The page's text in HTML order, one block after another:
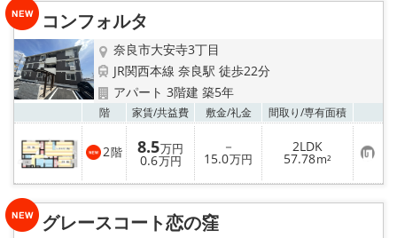
り
コンフォルタ
奈良市大安寺3丁目
JR関西本線 奈良駅 徒歩22分
アパート 3階建 築5年
階 家賃/共益費 敷金/礼金 間取り/専有面積
2階 8.5万円
0.6万円
－
15.0万円
2LDK
57.78m² お
気
に
り
グレースコート恋の窪